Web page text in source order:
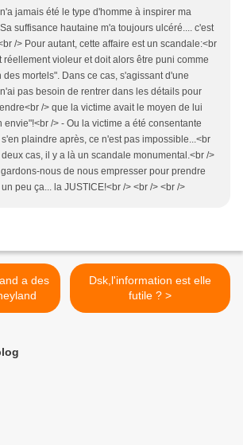
jamais été le type d'homme à inspirer ma
suffisance hautaine m'a toujours ulcéré.... c'est
/> Pour autant, cette affaire est un scandale:<br
réellement violeur et doit alors être puni comme
des mortels". Dans ce cas, s'agissant d'une
pas besoin de rentrer dans les détails pour
/> que la victime avait le moyen de lui
envie"!<br /> - Ou la victime a été consentante
plaindre après, ce n'est pas impossible...<br
cas, il y a là un scandale monumental.<br />
nous de nous empresser pour prendre
peu ça... la JUSTICE!<br /> <br /> <br />
Dsk,l'information est elle
futile ? >